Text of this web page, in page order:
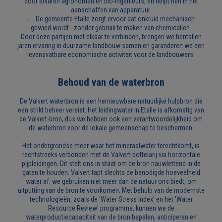
aanschaffen van apparatuur.
- De gemeente Etalle zorgt ervoor dat onkruid mechanisch
gewied wordt - zonder gebruik te maken van chemicaliën.
Door deze partijen met elkaar te verbinden, brengen we tientallen
jaren ervaring in duurzame landbouw samen en garanderen we een
levensvatbare economische activiteit voor de landbouwers.
Behoud van de waterbron
De Valvert waterbron is een hernieuwbare natuurlijke hulpbron die
een strikt beheer vereist. Het leidingwater in Etalle is afkomstig van
de Valvert-bron, dus we hebben ook een verantwoordelijkheid om
de waterbron voor de lokale gemeenschap te beschermen.
Het ondergrondse meer waar het mineraalwater terechtkomt, is
rechtstreeks verbonden met de Valvert-bottelarij via horizontale
pijpleidingen. Dit stelt ons in staat om de bron nauwlettend in de
gaten te houden. Valvert tapt slechts de benodigde hoeveelheid
water af: we gebruiken niet meer dan de natuur ons biedt, om
uitputting van de bron te voorkomen. Met behulp van de modernste
technologieën, zoals de 'Water Stress Index' en het 'Water
Resource Review' programma, kunnen we de
waterproductiecapaciteit van de bron bepalen, anticiperen en